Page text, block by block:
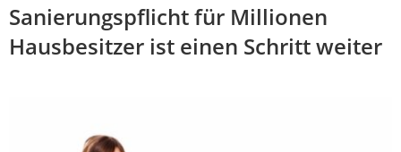
Sanierungspflicht für Millionen
Hausbesitzer ist einen Schritt weiter